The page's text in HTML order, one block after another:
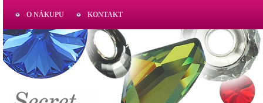
O NÁKUPU KONTAKT
AKTUAL
www.aktual-koralky.cz